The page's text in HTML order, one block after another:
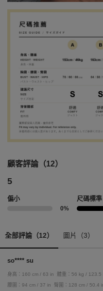
顧客評論（12）
5
偏小
0%
尺碼標準
全部評論（12） 圖片（3）
so**** su
身高：160 cm / 63 in 體重：56 kg / 123.5
腰圍：94 cm / 37 in
臀圍：128 cm / 50.4